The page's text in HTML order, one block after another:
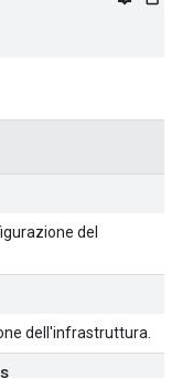
del
dell'infrastruttura.